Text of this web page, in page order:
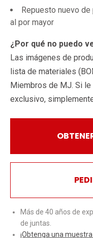
Repuesto nuevo
al por mayor
¿Por qué no puedo
Las imágenes de
lista de materiales
Miembros de MJ. Si
exclusivo,
Más de 40 años de
de juntas.
¡Obtenga una